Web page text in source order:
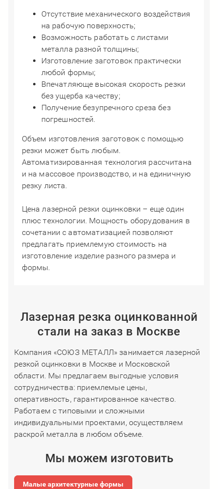
Отсутствие механического воздействия
на рабочую поверхность;
Возможность работать с листами
металла разной толщины;
Изготовление заготовок практически
любой формы;
Впечатляюще высокая скорость резки
без ущерба качеству;
Получение безупречного среза без
погрешностей.
Объем изготовления заготовок с помощью
резки может быть любым.
Автоматизированная технология рассчитана
и на массовое производство, и на единичную
резку листа.
Цена лазерной резки оцинковки – еще один
плюс технологии. Мощность оборудования в
сочетании с автоматизацией позволяют
предлагать приемлемую стоимость на
изготовление изделие разного размера и
формы.
Лазерная резка оцинкованной
стали на заказ в Москве
Компания «СОЮЗ МЕТАЛЛ» занимается лазерной
резкой оцинковки в Москве и Московской
области. Мы предлагаем выгодные условия
сотрудничества: приемлемые цены,
оперативность, гарантированное качество.
Работаем с типовыми и сложными
индивидуальными проектами, осуществляем
раскрой металла в любом объеме.
Мы можем изготовить
Малые архитектурные формы